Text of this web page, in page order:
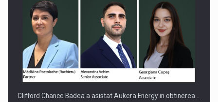
Clifford Chance Badea a asistat Aukera Energy in obtinerea…